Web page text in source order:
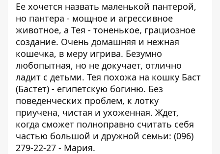
Ее хочется назвать маленькой пантерой,
но пантера - мощное и агрессивное
животное, а Тея - тоненькое, грациозное
создание. Очень домашняя и нежная
кошечка, в меру игрива. Безумно
любопытная, но не докучает, отлично
ладит с детьми. Тея похожа на кошку Баст
(Бастет) - египетскую богиню. Без
поведенческих проблем, к лотку
приучена, чистая и ухоженная. Ждет,
когда сможет полноправно считать себя
частью большой и дружной семьи: (096)
279-22-27 - Мария.